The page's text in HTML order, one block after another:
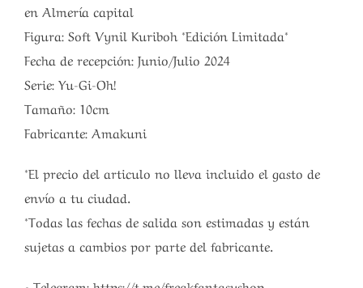
en Almería capital
Figura: Soft Vynil Kuriboh *Edición Limitada*
Fecha de recepción: Junio/Julio 2024
Serie: Yu-Gi-Oh!
Tamaño: 10cm
Fabricante: Amakuni
*El precio del articulo no lleva incluido el gasto de
envío a tu ciudad.
*Todas las fechas de salida son estimadas y están
sujetas a cambios por parte del fabricante.